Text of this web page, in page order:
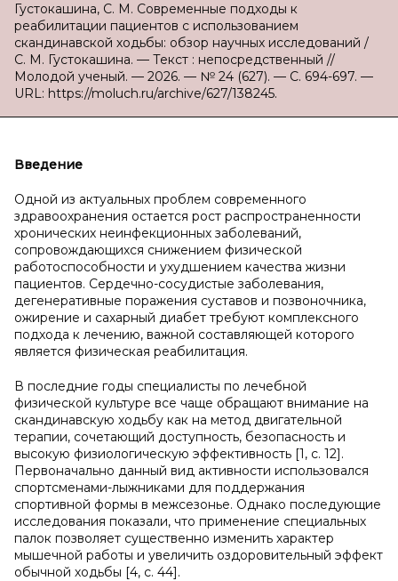
Густокашина, С. М. Современные подходы к
реабилитации пациентов с использованием
скандинавской ходьбы: обзор научных исследований /
С. М. Густокашина. — Текст : непосредственный //
Молодой ученый. — 2026. — № 24 (627). — С. 694-697. —
URL: https://moluch.ru/archive/627/138245.
Введение
Одной из актуальных проблем современного
здравоохранения остается рост распространенности
хронических неинфекционных заболеваний,
сопровождающихся снижением физической
работоспособности и ухудшением качества жизни
пациентов. Сердечно-сосудистые заболевания,
дегенеративные поражения суставов и позвоночника,
ожирение и сахарный диабет требуют комплексного
подхода к лечению, важной составляющей которого
является физическая реабилитация.
В последние годы специалисты по лечебной
физической культуре все чаще обращают внимание на
скандинавскую ходьбу как на метод двигательной
терапии, сочетающий доступность, безопасность и
высокую физиологическую эффективность [1, с. 12].
Первоначально данный вид активности использовался
спортсменами-лыжниками для поддержания
спортивной формы в межсезонье. Однако последующие
исследования показали, что применение специальных
палок позволяет существенно изменить характер
мышечной работы и увеличить оздоровительный эффект
обычной ходьбы [4, с. 44].